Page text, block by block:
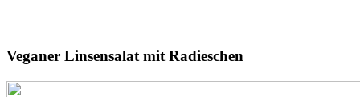
Veganer Linsensalatmit Radieschen